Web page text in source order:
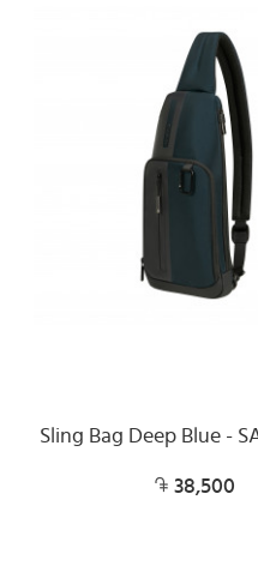
Sling Bag Deep Blue -
38,500